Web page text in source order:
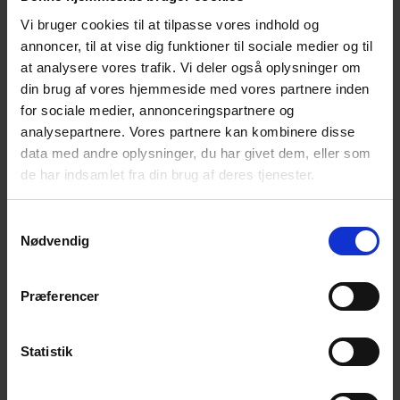
Vi bruger cookies til at tilpasse vores indhold og
annoncer, til at vise dig funktioner til sociale medier og til
at analysere vores trafik. Vi deler også oplysninger om
din brug af vores hjemmeside med vores partnere inden
for sociale medier, annonceringspartnere og
analysepartnere. Vores partnere kan kombinere disse
data med andre oplysninger, du har givet dem, eller som
de har indsamlet fra din brug af deres tjenester.
Nødvendig
Præferencer
Statistik
efterladte ….
NEFOS søger frivillige mentorer
20. maj 2026
NEFOS søger frivillige mentorer, som har lyst til at bruge
egne erfaringer til at støtte unge efterladte mellem 18 og
30 år i tiden umiddelbart efter et tab.
Nyhedsbrev april 2026
Vi har udgivet Nyhedsbrev april 2026 – Forårshilsen fra
Landsforeningen for efterladte efter selvmord.
Ungemøde i Aarhus – Vil du være med?
Efterladte efter selvmord, Lokalkreds Aarhus, tilbyder
aktiviteter for unge, der har mistet en pårørende. Kom og